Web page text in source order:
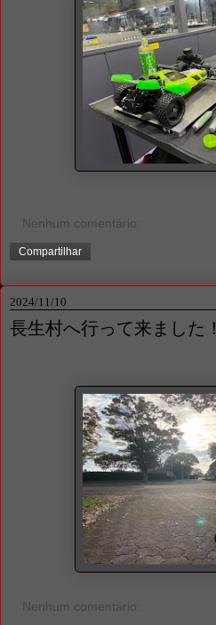
Nenhum comentário:
Compartilhar
2024/11/10
長生村へ行って来ました！
Nenhum comentário: